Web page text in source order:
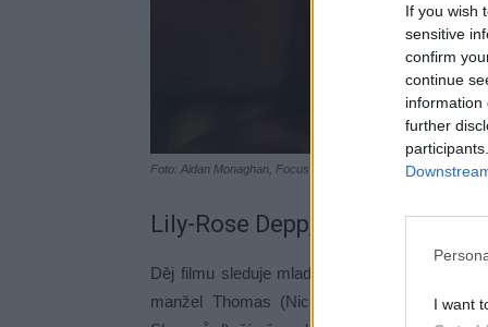
If you wish
sensitive
confirm
continue
information
further
I want
Foto: Aidan Monaghan, Focus Features LLC.
Lily-Rose Depp, Bill Skarsgård
Děj filmu sleduje mladou Ellen Hutterovou
manžel Thomas (Nicholas Hoult) se